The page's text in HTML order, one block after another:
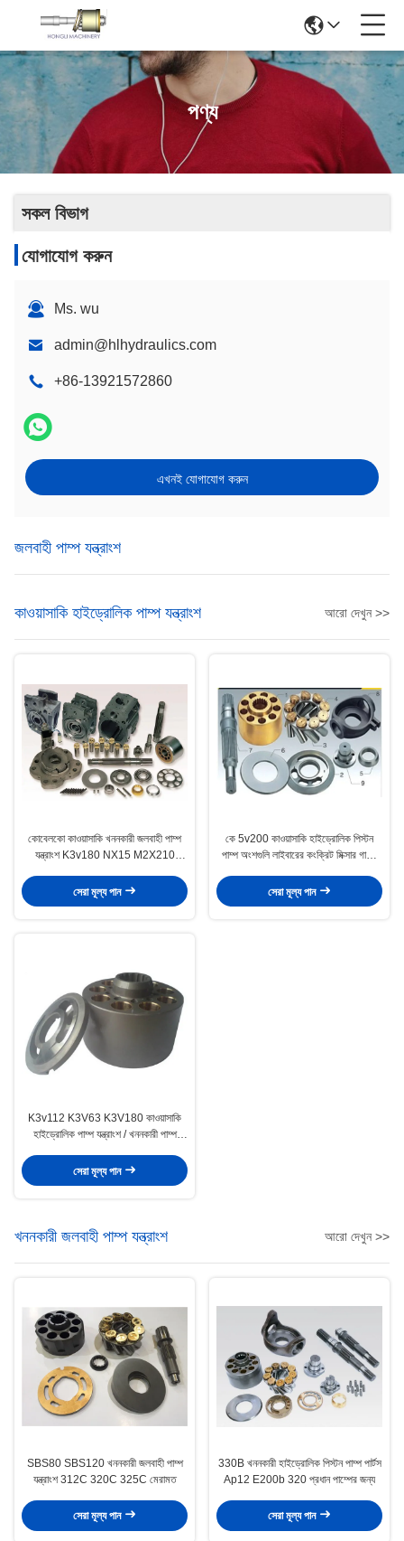
পণ্য
সকল বিভাগ
যোগাযোগ করুন
Ms. wu
admin@hlhydraulics.com
+86-13921572860
এখনই যোগাযোগ করুন
জলবাহী পাম্প যন্ত্রাংশ
কাওয়াসাকি হাইড্রোলিক পাম্প যন্ত্রাংশ আরো দেখুন >>
কোবেলকো কাওয়াসাকি খননকারী জলবাহী পাম্প
যন্ত্রাংশ K3v180 NX15 M2X210
সেরা মূল্য পান
কে 5v200 কাওয়াসাকি হাইড্রোলিক পিস্টন
পাম্প অংশগুলি লাইবারের কংক্রিট মিক্সার গাড়ির
সেরা মূল্য পান
K3v112 K3V63 K3V180 কাওয়াসাকি
হাইড্রোলিক পাম্প যন্ত্রাংশ / খননকারী পাম্প
সেরা মূল্য পান
খননকারী জলবাহী পাম্প যন্ত্রাংশ আরো দেখুন >>
SBS80 SBS120 খননকারী জলবাহী পাম্প
যন্ত্রাংশ 312C 320C 325C মেরামত
সেরা মূল্য পান
330B খননকারী হাইড্রোলিক পিস্টন পাম্প পার্টস
Ap12 E200b 320 প্রধান পাম্পের জন্য
সেরা মূল্য পান